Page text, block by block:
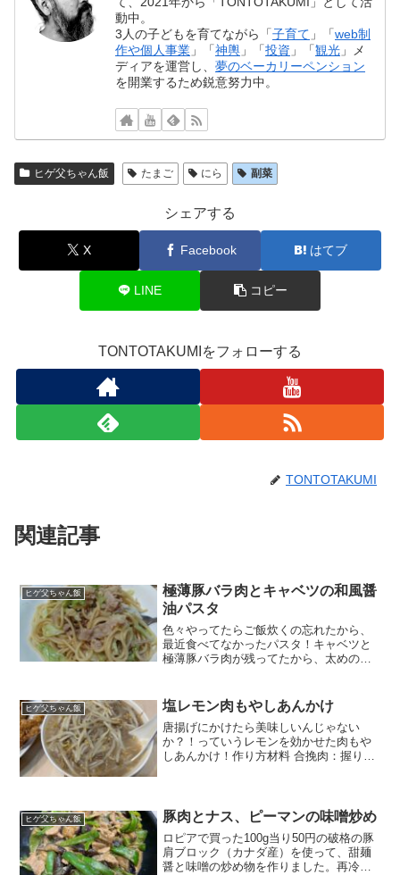
動中。
3人の子どもを育てながら「子育て 」「web制
作や個人事業 」「神輿 」「投資 」「観光 」メ
ディアを運営し、夢のベーカリーペンション
を開業するため鋭意努力中。
ヒゲ父ちゃん飯 たまご にら 副菜
シェアする
X Facebook はてブ
LINE コピー
TONTOTAKUMIをフォローする
TONTOTAKUMI
関連記事
ヒゲ父ちゃん飯
極薄豚バラ肉とキャベツの和風醤
油パスタ
色々やってたらご飯炊くの忘れたから、
最近食べてなかったパスタ！キャベツと
極薄豚バラ肉が残ってたから、太めのス
たので、少し長めに茹でて柔らかめに。
肉を炒めて、キャベツ...
ヒゲ父ちゃん飯 塩レモン肉もやしあんかけ
唐揚げにかけたら美味しいんじゃない
か？！っていうレモンを効かせた肉もや
しあんかけ！作り方材料 合挽肉：握りこ
と レモン...
ヒゲ父ちゃん飯 豚肉とナス、ピーマンの味噌炒め
ロピアで買った100g当り50円の破格の豚
肩ブロック（カナダ産）を使って、甜麺
醤と味噌の炒め物を作りました。再冷凍